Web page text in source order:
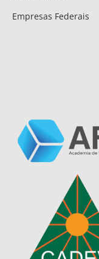
Empresas Federais